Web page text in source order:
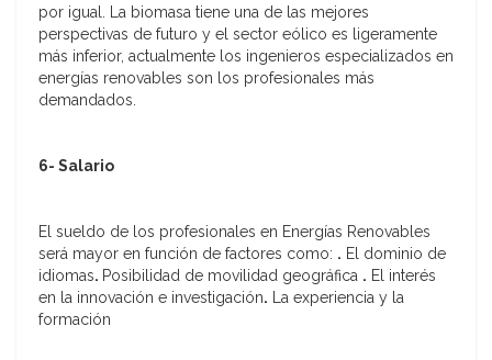
por igual. La biomasa tiene una de las mejores
perspectivas de futuro y el sector eólico es ligeramente
más inferior, actualmente los ingenieros especializados en
energías renovables son los profesionales más
demandados.
6- Salario
El sueldo de los profesionales en Energías Renovables
será mayor en función de factores como: . El dominio de
idiomas. Posibilidad de movilidad geográfica . El interés
en la innovación e investigación. La experiencia y la
formación